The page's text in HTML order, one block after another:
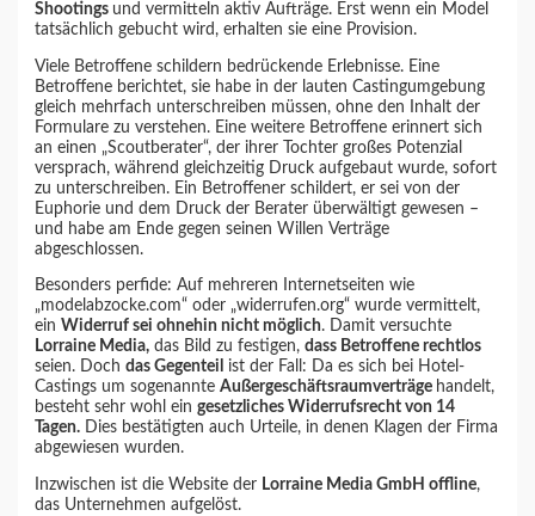
Shootings und vermitteln aktiv Aufträge. Erst wenn ein Model
tatsächlich gebucht wird, erhalten sie eine Provision.
Viele Betroffene schildern bedrückende Erlebnisse. Eine
Betroffene berichtet, sie habe in der lauten Castingumgebung
gleich mehrfach unterschreiben müssen, ohne den Inhalt der
Formulare zu verstehen. Eine weitere Betroffene erinnert sich
an einen „Scoutberater“, der ihrer Tochter großes Potenzial
versprach, während gleichzeitig Druck aufgebaut wurde, sofort
zu unterschreiben. Ein Betroffener schildert, er sei von der
Euphorie und dem Druck der Berater überwältigt gewesen –
und habe am Ende gegen seinen Willen Verträge
abgeschlossen.
Besonders perfide: Auf mehreren Internetseiten wie
„modelabzocke.com“ oder „widerrufen.org“ wurde vermittelt,
einWiderruf sei ohnehin nicht möglich. Damit versuchte
Lorraine Media, das Bild zu festigen,dass Betroffene rechtlos
seien. Dochdas Gegenteil
ist der Fall: Da es sich bei Hotel-
Castings um sogenannteAußergeschäftsraumverträge handelt,
besteht sehr wohl eingesetzliches Widerrufsrecht von 14
Tagen. Dies bestätigten auch Urteile, in denen Klagen der Firma
abgewiesen wurden.
Inzwischen ist die Website der Lorraine Media GmbH offline,
das Unternehmen aufgelöst.